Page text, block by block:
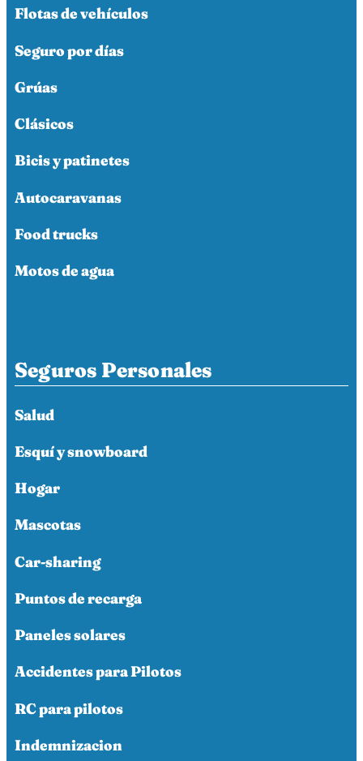
Flotas de vehículos
Seguro por días
Grúas
Clásicos
Bicis y patinetes
Autocaravanas
Food trucks
Motos de agua
Seguros Personales
Salud
Esquí y snowboard
Hogar
Mascotas
Car-sharing
Puntos de recarga
Paneles solares
Accidentes para Pilotos
RC para pilotos
Indemnizacion